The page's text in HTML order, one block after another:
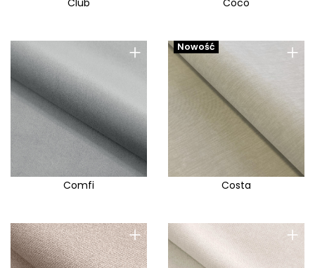
Club Coco
+
Comfi
+
Nowość
Costa
+ +